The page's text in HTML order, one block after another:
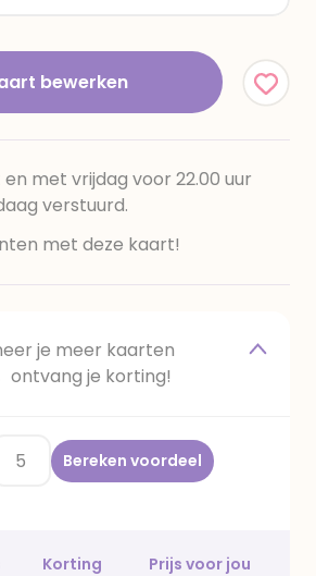
bewerken
met vrijdag voor 22.00 uur
verstuurd.
met deze kaart!
je meer kaarten
ontvang je korting!
Bereken voordeel
Korting
Prijs voor jou